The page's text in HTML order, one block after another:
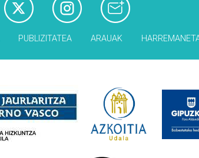
PUBLIZITATEA ARAUAK